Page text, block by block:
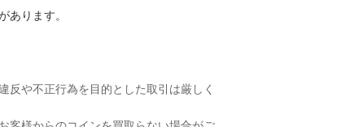
あります。
反や不正行為を目的とした取引は厳しく